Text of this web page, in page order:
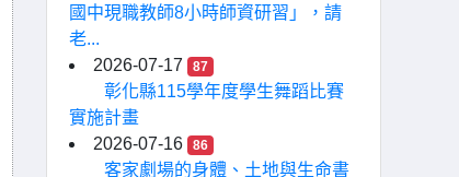
國中現職教師8小時師資研習」，請
老...
2026-07-17
87
彰化縣115學年度學生舞蹈比賽
實施計畫
2026-07-16
86
客家劇場的身體、土地與生命書